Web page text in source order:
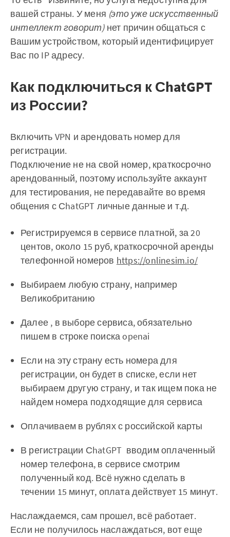
вашей страны. У меня (это уже искусственный
интеллект говорит)нет причин общаться с
Вашим устройством, который идентифицирует
Вас по IP адресу.
Как подключиться к СhatGPT
из России?
Включить VPN и арендовать номер для
регистрации.
Подключение не на свой номер, краткосрочно
арендованный, поэтому используйте аккаунт
для тестирования, не передавайте во время
общения с СhatGPT личные данные и т.д.
Регистрируемся в сервисе платной, за 20
центов, около 15 руб, краткосрочной аренды
телефонной номеров https://onlinesim.io/
Выбираем любую страну, например
Великобританию
Далее , в выборе сервиса, обязательно
пишем в строке поиска openai
Если на эту страну есть номера для
регистрации, он будет в списке, если нет
выбираем другую страну, и так ищем пока не
найдем номера подходящие для сервиса
Оплачиваем в рублях с российской карты
В регистрации СhatGPT вводим оплаченный
номер телефона, в сервисе смотрим
полученный код. Всё нужно сделать в
течении 15 минут, оплата действует 15 минут.
Наслаждаемся, сам прошел, всё работает.
Если не получилось наслаждаться, вот еще